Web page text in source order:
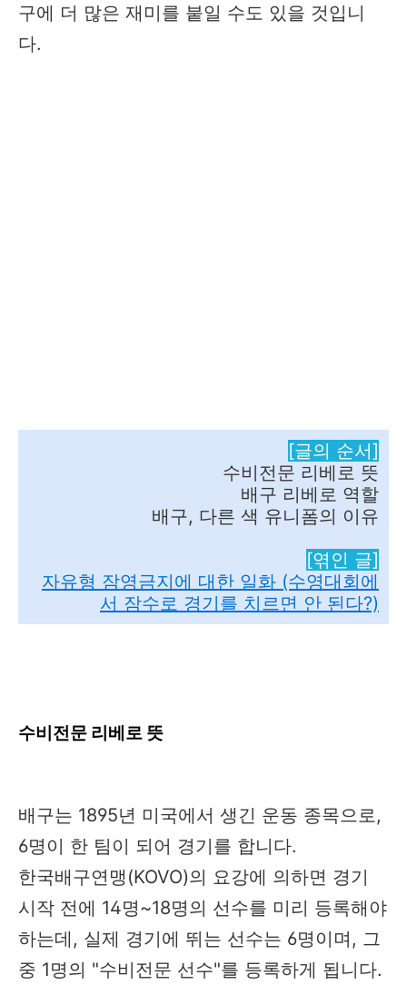
구에 더 많은 재미를 붙일 수도 있을 것입니
다.
[글의 순서]
수비전문 리베로 뜻
배구 리베로 역할
배구, 다른 색 유니폼의 이유
[엮인 글]
자유형 잠영금지에 대한 일화 (수영대회에
서 잠수로 경기를 치르면 안 된다?)
수비전문 리베로 뜻
배구는 1895년 미국에서 생긴 운동 종목으로,
6명이 한 팀이 되어 경기를 합니다.
한국배구연맹(KOVO)의 요강에 의하면 경기
시작 전에 14명~18명의 선수를 미리 등록해야
하는데, 실제 경기에 뛰는 선수는 6명이며, 그
중 1명의 "수비전문 선수"를 등록하게 됩니다.